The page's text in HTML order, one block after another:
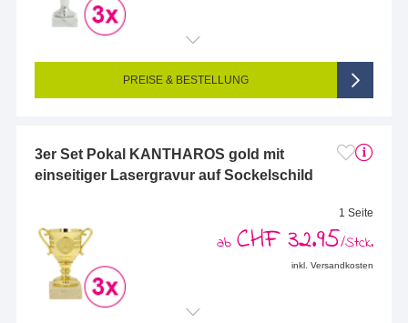
Endformat (bedruckte Fläche): 48 x 14 mm
Seitigkeit: 1-seitig (Vorderseite graviert, Rückseite nicht graviert)
Einseitig graviert
PREISE & BESTELLUNG
3er Set Pokal KANTHAROS gold mit
einseitiger Lasergravur auf Sockelschild
1 Seite
ab CHF 32.95/Stck.
inkl. Versandkosten
Endformat (bedruckte Fläche): 48 x 14 mm